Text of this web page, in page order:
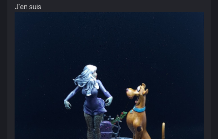
J'en suis